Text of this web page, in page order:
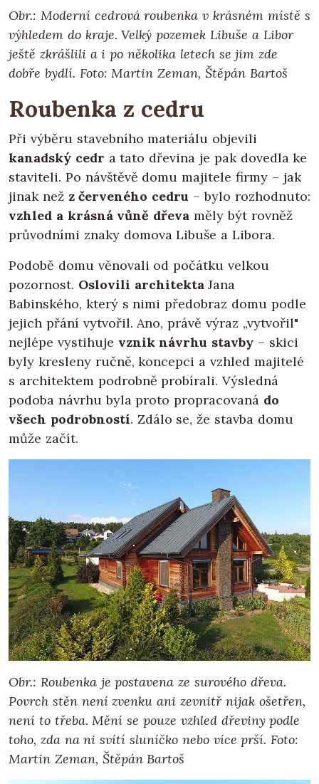
Obr.: Moderní cedrová roubenka v krásném místě s
výhledem do kraje. Velký pozemek Libuše a Libor
ještě zkrášlili a i po několika letech se jim zde
dobře bydlí. Foto: Martin Zeman, Štěpán Bartoš
Roubenka z cedru
Při výběru stavebního materiálu objevili
kanadský cedr a tato dřevina je pak dovedla ke
staviteli. Po návštěvě domu majitele firmy – jak
jinak než z červeného cedru – bylo rozhodnuto:
vzhled a krásná vůně dřeva měly být rovněž
průvodními znaky domova Libuše a Libora.
Podobě domu věnovali od počátku velkou
pozornost. Oslovili architektaJana
Babinského, který s nimi předobraz domu podle
jejich přání vytvořil. Ano, právě výraz „vytvořil"
nejlépe vystihuje vznik návrhu stavby – skici
byly kresleny ručně, koncepci a vzhled majitelé
s architektem podrobně probírali. Výsledná
podoba návrhu byla proto propracovaná do
všech podrobností. Zdálo se, že stavba domu
může začít.
Obr.: Roubenka je postavena ze surového dřeva.
Povrch stěn není zvenku ani zevnitř nijak ošetřen,
není to třeba. Mění se pouze vzhled dřeviny podle
toho, zda na ni svítí sluníčko nebo více prší. Foto:
Martin Zeman, Štěpán Bartoš